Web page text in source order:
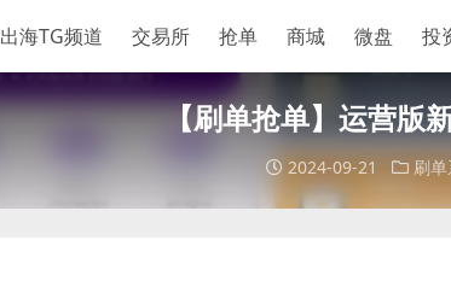
出海TG频道 交易所 抢单 商城 微盘 投
【刷单抢单】运营版
2024-09-21 刷